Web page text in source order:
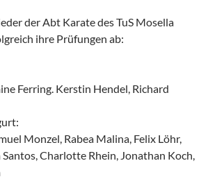
der Abt Karate des TuS Mosella
ihre Prüfungen ab:
Ferring. Kerstin Hendel, Richard
Monzel, Rabea Malina, Felix Löhr,
Charlotte Rhein, Jonathan Koch,